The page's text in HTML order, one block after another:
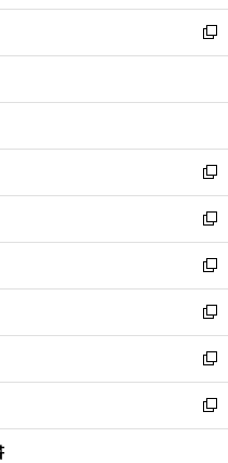
ウ
で
開
ン
ド
ウ
開
ウ
ィ
ン
ウ
開
く
し
い
ウ
ン
ウ
で
開
く
新
し
ウ
ン
ド
ウ
で
開
く
新
し
い
ウ
ィ
ン
ド
ウ
で
開
く
新
し
い
ウ
ィ
ン
ド
ウ
で
開
新
し
い
ウ
ィ
ン
ド
ウ
新
し
い
ウ
ィ
ン
新
し
い
ウ
新
し